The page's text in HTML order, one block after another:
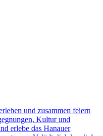
und zusammen feiern
Kultur und
erlebe das Hanauer